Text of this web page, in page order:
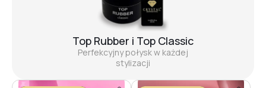
Top Rubber i Top Classic
Perfekcyjny połysk w każdej
stylizacji